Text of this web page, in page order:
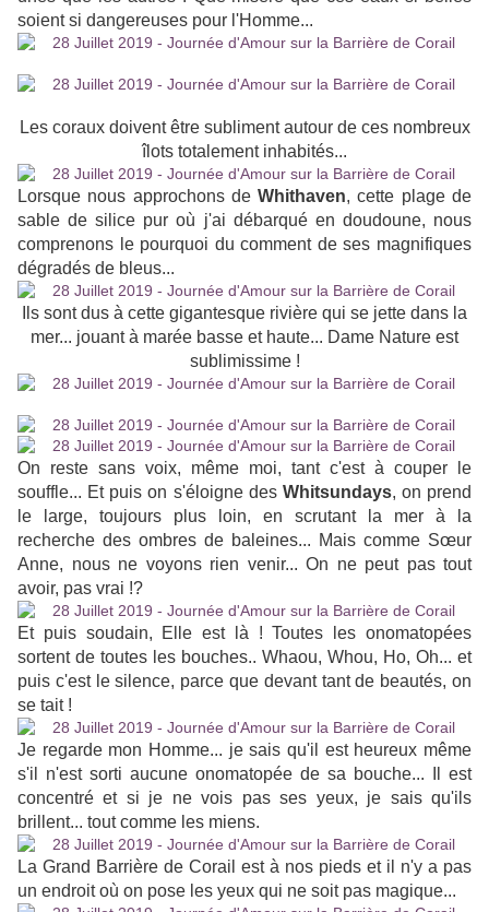
soient si dangereuses pour l'Homme...
Les coraux doivent être subliment autour de ces nombreux
îlots totalement inhabités...
Lorsque nous approchons deWhithaven, cette plage de
sable de silice pur où j'ai débarqué en doudoune, nous
comprenons le pourquoi du comment de ses magnifiques
dégradés de bleus...
Ils sont dus à cette gigantesque rivière qui se jette dans la
mer... jouant à marée basse et haute... Dame Nature est
sublimissime !
On reste sans voix, même moi, tant c'est à couper le
souffle... Et puis on s'éloigne des Whitsundays, on prend
le large, toujours plus loin, en scrutant la mer à la
recherche des ombres de baleines... Mais comme Sœur
Anne, nous ne voyons rien venir... On ne peut pas tout
avoir, pas vrai !?
Et puis soudain, Elle est là ! Toutes les onomatopées
sortent de toutes les bouches.. Whaou, Whou, Ho, Oh... et
puis c'est le silence, parce que devant tant de beautés, on
se tait !
Je regarde mon Homme... je sais qu'il est heureux même
s'il n'est sorti aucune onomatopée de sa bouche... Il est
concentré et si je ne vois pas ses yeux, je sais qu'ils
brillent... tout comme les miens.
La Grand Barrière de Corail est à nos pieds et il n'y a pas
un endroit où on pose les yeux qui ne soit pas magique...